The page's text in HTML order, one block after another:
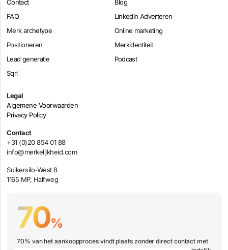
Contact
Blog
FAQ
LinkedIn Adverteren
Merk archetype
Online marketing
Positioneren
Merkidentiteit
Lead generatie
Podcast
Sqrl
Legal
Algemene Voorwaarden
Privacy Policy
Contact
+31 (0)20 854 01 88
info@merkelijkheid.com
Suikersilo-West 8
1165 MP, Halfweg
70%
70% van het aankoopproces vindt plaats zonder direct contact met